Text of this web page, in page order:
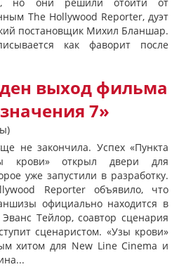
The Hollywood Reporter, дуэт
постановщик Михил Бланшар.
как фаворит после
выход фильма
7»
не закончила. Успех «Пункта
крови» открыл двери для
уже запустили в разработку.
Reporter объявило, что
официально находится в
Тейлор, соавтор сценария
сценаристом. «Узы крови»
хитом для New Line Cinema и